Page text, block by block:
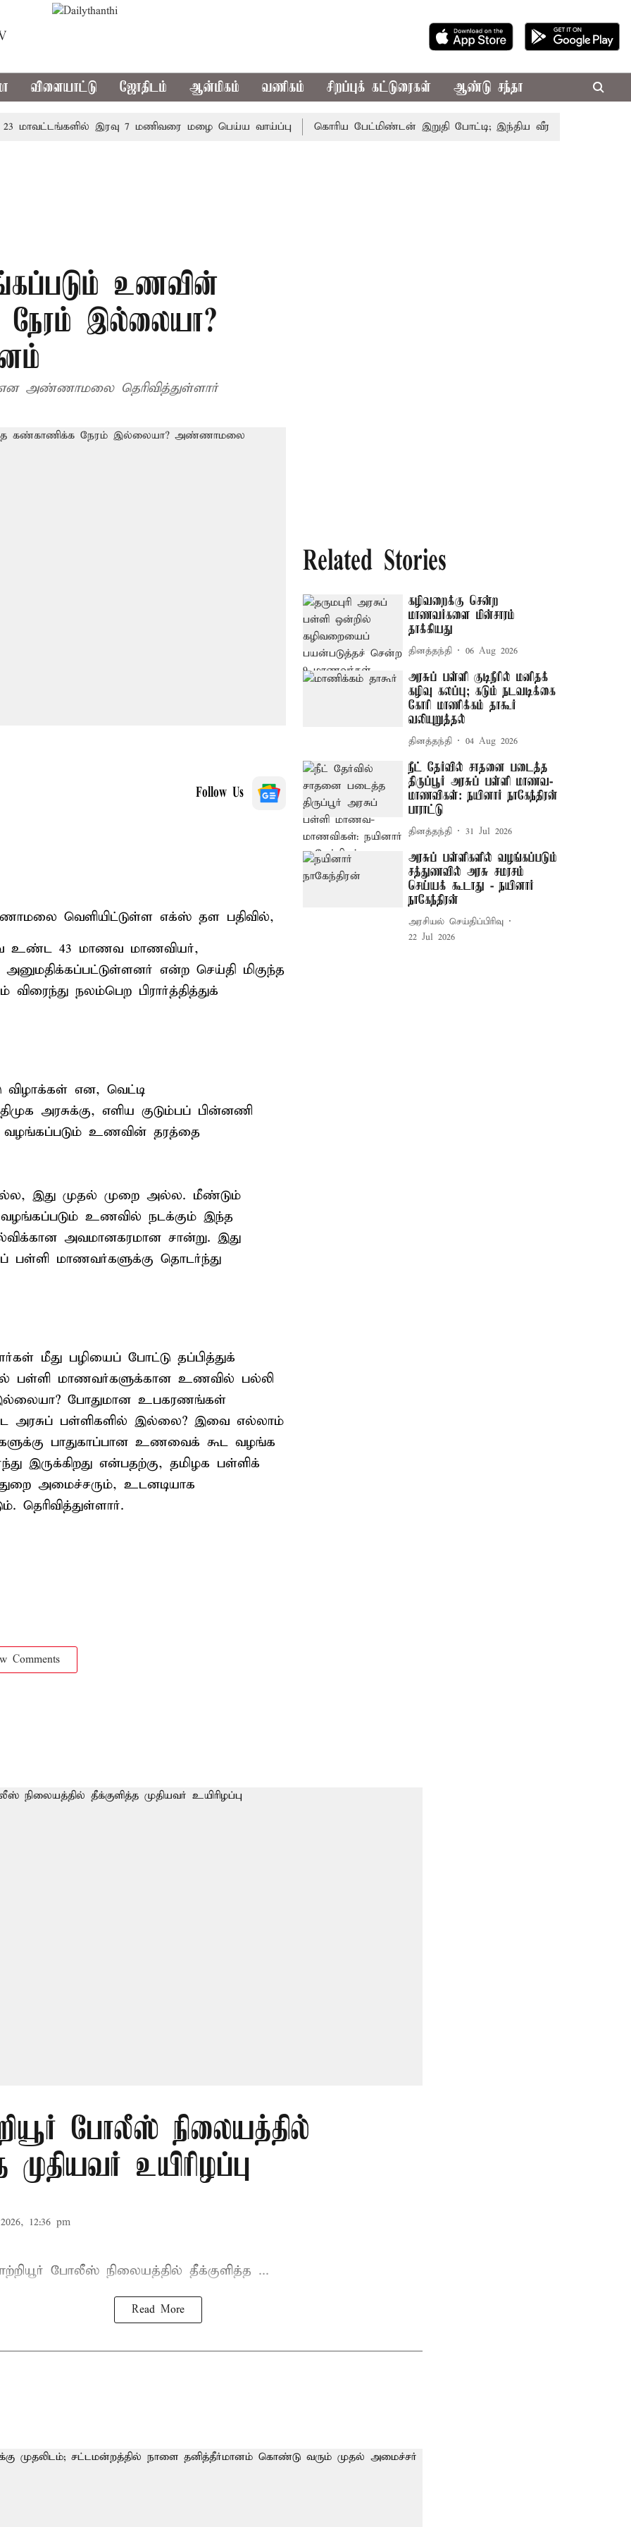
விளையாட்டு ஜோதிடம் ஆன்மிகம் வணிகம் சிறப்புக் கட்டுரைகள் ஆண்டு சந்தா
இரவு 7 மணிவரை மழை பெய்ய வாய்ப்பு கொரிய பேட்மிண்டன் இறுதி போட்டி; இந்திய வீராங்கனை சாம்பியன்
உணவின்
இல்லையா?
அண்ணாமலை தெரிவித்துள்ளார்
Follow Us
வெளியிட்டுள்ள எக்ஸ் தள பதிவில்,
உண்ட 43 மாணவ மாணவியர்,
என்ற செய்தி மிகுந்த
நலம்பெற பிரார்த்தித்துக்
விழாக்கள் என, வெட்டி
அரசுக்கு, எளிய குடும்பப் பின்னணி
உணவின் தரத்தை
இது முதல் முறை அல்ல. மீண்டும்
உணவில் நடக்கும் இந்த
அவமானகரமான சான்று. இது
பள்ளி மாணவர்களுக்கு தொடர்ந்து
மீது பழியைப் போட்டு தப்பித்துக்
பள்ளி மாணவர்களுக்கான உணவில் பல்லி
இல்லையா? போதுமான உபகரணங்கள்
அரசுப் பள்ளிகளில் இல்லை? இவை எல்லாம்
பாதுகாப்பான உணவைக் கூட வழங்க
இருக்கிறது என்பதற்கு, தமிழக பள்ளிக்
அமைச்சரும், உடனடியாக
தெரிவித்துள்ளார்.
Comments
Related Stories
கழிவறைக்கு சென்ற
மாணவர்களை மின்சாரம்
தாக்கியது
தினத்தந்தி 06 Aug 2026
அரசுப் பள்ளி குடிநீரில் மனிதக்
கழிவு கலப்பு; கடும் நடவடிக்கை
கோரி மாணிக்கம் தாகூர்
வலியுறுத்தல்
தினத்தந்தி 04 Aug 2026
நீட் தேர்வில் சாதனை படைத்த
திருப்பூர் அரசுப் பள்ளி மாணவ-
மாணவிகள்: நயினார் நாகேந்திரன்
பாராட்டு
தினத்தந்தி 31 Jul 2026
அரசுப் பள்ளிகளில் வழங்கப்படும்
சத்துணவில் அரசு சமரசம்
செய்யக் கூடாது - நயினார்
நாகேந்திரன்
அரசியல் செய்திப்பிரிவு
22 Jul 2026
போலீஸ் நிலையத்தில்
முதியவர் உயிரிழப்பு
12:36 pm
போலீஸ் நிலையத்தில் தீக்குளித்த ...
Read More